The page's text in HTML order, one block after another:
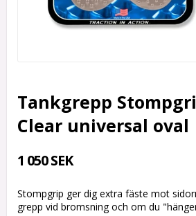
Tankgrepp
Clear universal oval
1 050 SEK
Stompgrip ger dig extra fäste mot
grepp vid bromsning och om du